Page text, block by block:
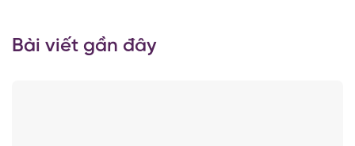
Bài viết gần đây